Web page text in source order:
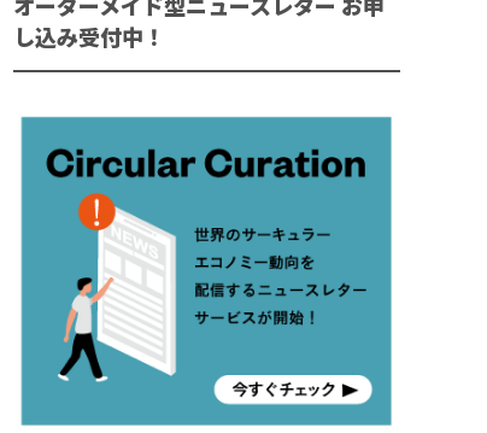
オーダーメイド型ニュースレター お申
し込み受付中！